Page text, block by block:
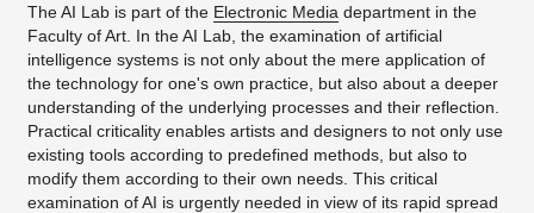
The AI Lab is part of the Electronic Media department in the
Faculty of Art. In the AI Lab, the examination of artificial
intelligence systems is not only about the mere application of
the technology for one's own practice, but also about a deeper
understanding of the underlying processes and their reflection.
Practical criticality enables artists and designers to not only use
existing tools according to predefined methods, but also to
modify them according to their own needs. This critical
examination of AI is urgently needed in view of its rapid spread